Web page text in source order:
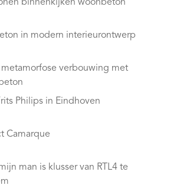
binnenkijken woonbeton
in modern interieurontwerp
verbouwing met
Philips in Eindhoven
Camarque
man is klusser van RTL4 te